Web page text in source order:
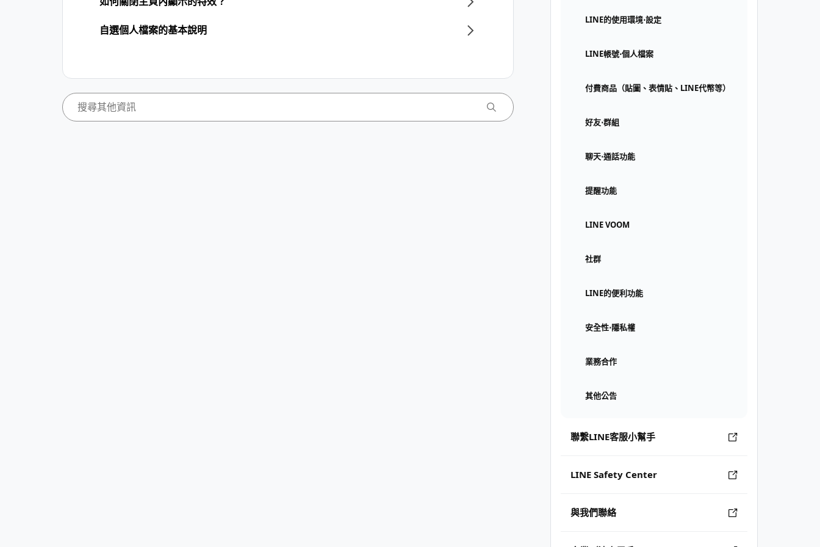
LINE的使用環境⋅設定
LINE帳號⋅個人檔案
付費商品（貼圖、表情貼、LINE代幣等）
好友⋅群組
聊天⋅通話功能
提醒功能
LINE VOOM
社群
LINE的便利功能
安全性⋅隱私權
業務合作
其他公告
聯繫LINE客服小幫手
LINE Safety Center
與我們聯絡
自選個人檔案的基本說明